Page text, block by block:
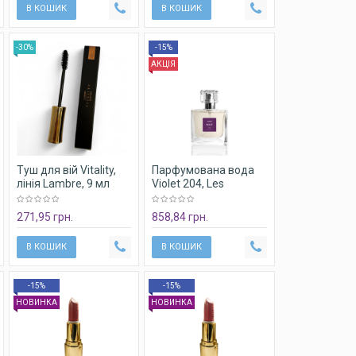
В КОШИК В КОШИК
-30%
Туш для вій Vitality,
лінія Lambre, 9 мл
271,95 грн.
В КОШИК
-15%
АКЦІЯ
Парфумована вода
Violet 204, Les
Couleurs, 50 ml Black
Opium
858,84 грн.
В КОШИК
-15%
НОВИНКА
-15%
НОВИНКА